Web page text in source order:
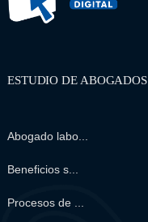
ESTUDIO DE ABOGADOS
Abogado labo...
Beneficios s...
Procesos de ...